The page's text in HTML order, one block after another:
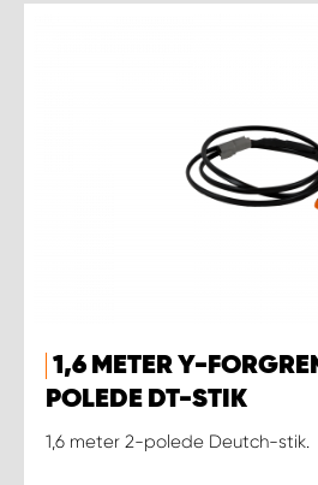
1,6 METER Y-
POLEDE DT-STIK
1,6 meter 2-polede Deutch-stik.